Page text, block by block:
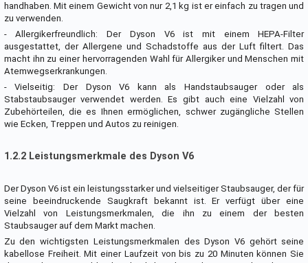
handhaben. Mit einem Gewicht von nur 2,1 kg ist er einfach zu tragen und
zu verwenden.
- Allergikerfreundlich: Der Dyson V6 ist mit einem HEPA-Filter
ausgestattet, der Allergene und Schadstoffe aus der Luft filtert. Das
macht ihn zu einer hervorragenden Wahl für Allergiker und Menschen mit
Atemwegserkrankungen.
- Vielseitig: Der Dyson V6 kann als Handstaubsauger oder als
Stabstaubsauger verwendet werden. Es gibt auch eine Vielzahl von
Zubehörteilen, die es Ihnen ermöglichen, schwer zugängliche Stellen
wie Ecken, Treppen und Autos zu reinigen.
1.2.2 Leistungsmerkmale des Dyson V6
Der Dyson V6 ist ein leistungsstarker und vielseitiger Staubsauger, der für
seine beeindruckende Saugkraft bekannt ist. Er verfügt über eine
Vielzahl von Leistungsmerkmalen, die ihn zu einem der besten
Staubsauger auf dem Markt machen.
Zu den wichtigsten Leistungsmerkmalen des Dyson V6 gehört seine
kabellose Freiheit. Mit einer Laufzeit von bis zu 20 Minuten können Sie